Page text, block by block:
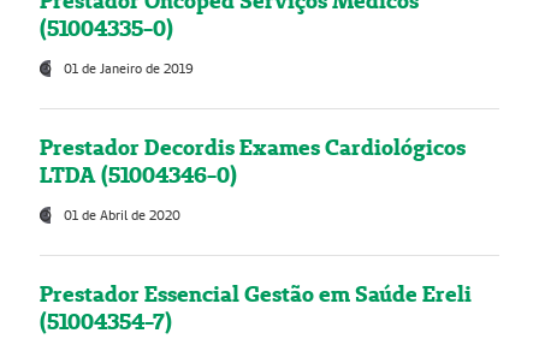
(51004335-0)
01 de Janeiro de 2019
Prestador Decordis Exames Cardiológicos
LTDA (51004346-0)
01 de Abril de 2020
Prestador Essencial Gestão em Saúde Ereli
(51004354-7)